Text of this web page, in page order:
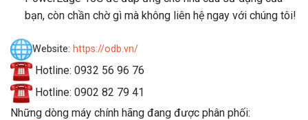
bạn, còn chần chờ gì mà không liên hệ ngay với chúng tôi!
Website: https://odb.vn/
Hotline: 0932 56 96 76
Hotline: 0902 82 79 41
Những dòng máy chính hãng đang được phân phối: